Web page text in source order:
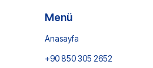
Menü
Anasayfa
+90 850 305 2652